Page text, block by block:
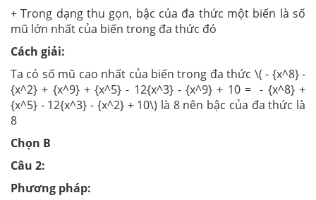
+ Trong dạng thu gọn, bậc của đa thức một biến là số
mũ lớn nhất của biến trong đa thức đó
Cách giải:
Ta có số mũ cao nhất của biến trong đa thức \( - {x^8} -
{x^2} + {x^9} + {x^5} - 12{x^3} - {x^9} + 10 = - {x^8} +
{x^5} - 12{x^3} - {x^2} + 10\) là 8 nên bậc của đa thức là
8
Chọn B
Câu 2:
Phương pháp: